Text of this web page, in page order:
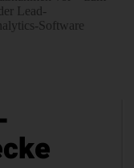
Lead-
Software